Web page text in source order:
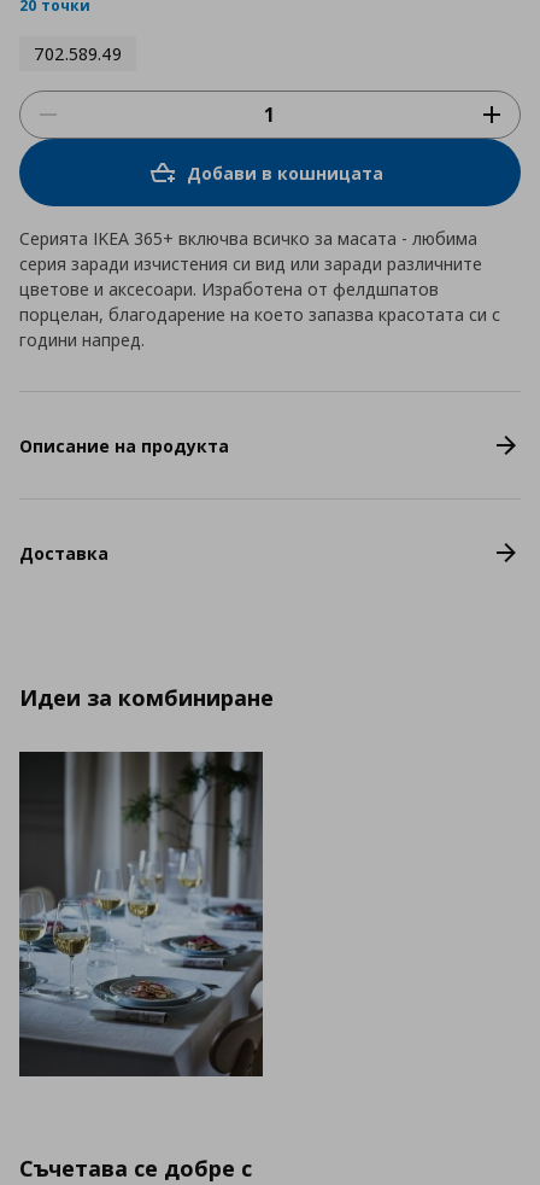
20 точки
702.589.49
Добави в кошницата
Серията IKEA 365+ включва всичко за масата - любима
серия заради изчистения си вид или заради различните
цветове и аксесоари. Изработена от фелдшпатов
порцелан, благодарение на което запазва красотата си с
години напред.
Описание на продукта
Доставка
Идеи за комбиниране
Съчетава се добре с